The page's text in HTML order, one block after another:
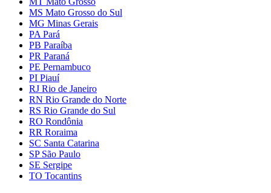
MS Mato Grosso do Sul
MG Minas Gerais
PA Pará
PB Paraíba
PR Paraná
PE Pernambuco
PI Piauí
RJ Rio de Janeiro
RN Rio Grande do Norte
RS Rio Grande do Sul
RO Rondônia
RR Roraima
SC Santa Catarina
SP São Paulo
SE Sergipe
TO Tocantins